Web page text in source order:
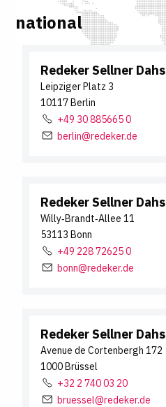
national
Redeker Sellner Dahs
Leipziger Platz 3
10117 Berlin
+49 30 885665 0
berlin@redeker.de
Redeker Sellner Dahs
Willy‐Brandt‐Allee 11
53113 Bonn
+49 228 72625 0
bonn@redeker.de
Redeker Sellner Dahs
Avenue de Cortenbergh 172
1000 Brüssel
+32 2 740 03 20
bruessel@redeker.de